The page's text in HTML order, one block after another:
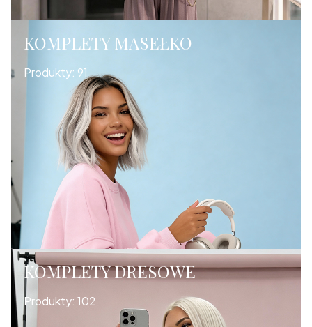
KOMPLETY MASEŁKO
Produkty: 91
KOMPLETY DRESOWE
Produkty: 102